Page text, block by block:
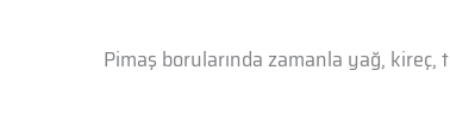
Pimaş borularında zamanla yağ, kireç,